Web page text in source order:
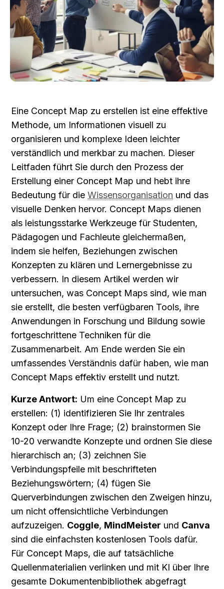
Eine Concept Map zu erstellen ist eine effektive
Methode, um Informationen visuell zu
organisieren und komplexe Ideen leichter
verständlich und merkbar zu machen. Dieser
Leitfaden führt Sie durch den Prozess der
Erstellung einer Concept Map und hebt ihre
Bedeutung für die Wissensorganisation und das
visuelle Denken hervor. Concept Maps dienen
als leistungsstarke Werkzeuge für Studenten,
Pädagogen und Fachleute gleichermaßen,
indem sie helfen, Beziehungen zwischen
Konzepten zu klären und Lernergebnisse zu
verbessern. In diesem Artikel werden wir
untersuchen, was Concept Maps sind, wie man
sie erstellt, die besten verfügbaren Tools, ihre
Anwendungen in Forschung und Bildung sowie
fortgeschrittene Techniken für die
Zusammenarbeit. Am Ende werden Sie ein
umfassendes Verständnis dafür haben, wie man
Concept Maps effektiv erstellt und nutzt.
Kurze Antwort: Um eine Concept Map zu
erstellen: (1) identifizieren Sie Ihr zentrales
Konzept oder Ihre Frage; (2) brainstormen Sie
10-20 verwandte Konzepte und ordnen Sie diese
hierarchisch an; (3) zeichnen Sie
Verbindungspfeile mit beschrifteten
Beziehungswörtern; (4) fügen Sie
Querverbindungen zwischen den Zweigen hinzu,
um nicht offensichtliche Verbindungen
aufzuzeigen. Coggle, MindMeister und Canva
sind die einfachsten kostenlosen Tools dafür.
Für Concept Maps, die auf tatsächliche
Quellenmaterialien verlinken und mit KI über Ihre
gesamte Dokumentenbibliothek abgefragt